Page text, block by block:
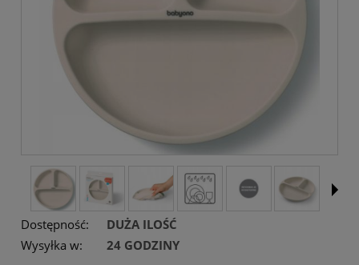
Dostępność:
DUŻA ILOŚĆ
Wysyłka w:
24 GODZINY